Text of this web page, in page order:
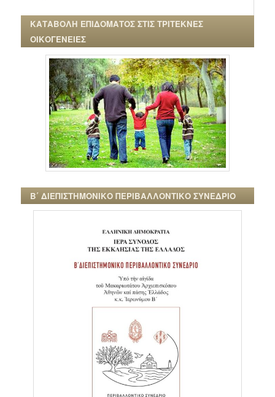
ΚΑΤΑΒΟΛΗ ΕΠΙΔΟΜΑΤΟΣ ΣΤΙΣ ΤΡΙΤΕΚΝΕΣ
ΟΙΚΟΓΕΝΕΙΕΣ
Β΄ ΔΙΕΠΙΣΤΗΜΟΝΙΚΟ ΠΕΡΙΒΑΛΛΟΝΤΙΚΟ ΣΥΝΕΔΡΙΟ